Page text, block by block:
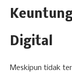
Digital
Meskipun tidak